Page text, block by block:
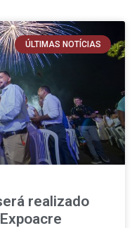
ÚLTIMAS NOTÍCIAS
realizado